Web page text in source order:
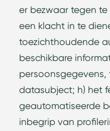
er bezwaar tegen
een klacht in te
toezichthoudende
beschikbare
persoonsgegevens,
datasubject; h) het
geautomatiseerde
inbegrip van